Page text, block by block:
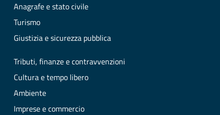
Anagrafe e stato civile
Turismo
Giustizia e sicurezza pubblica
Tributi, finanze e contravvenzioni
Cultura e tempo libero
Ambiente
Imprese e commercio